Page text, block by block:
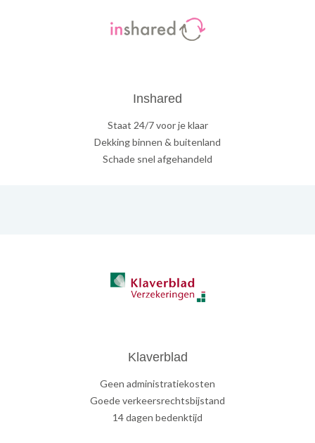
Inshared
Staat 24/7 voor je klaar
Dekking binnen & buitenland
Schade snel afgehandeld
Klaverblad
Geen administratiekosten
Goede verkeersrechtsbijstand
14 dagen bedenktijd